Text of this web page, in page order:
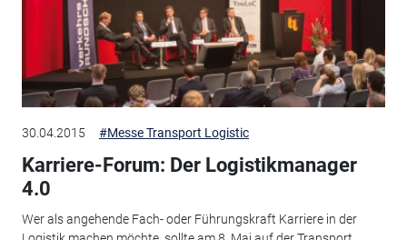
30.04.2015 #Messe Transport Logistic
Karriere-Forum: Der Logistikmanager
4.0
Wer als angehende Fach- oder Führungskraft Karriere in der